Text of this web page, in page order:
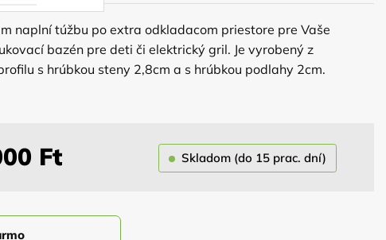
naplní túžbu po extra odkladacom priestore pre Vaše
bazén pre deti či elektrický gril. Je vyrobený z
s hrúbkou steny 2,8cm a s hrúbkou podlahy 2cm.
zaručuje jeho dlhú životnosť. Odtieň náteru si volíte sami z
1x dvere s bezpečnostným zámkom (100cm), krytina,
K tomuto záhradnému domčeku je možnosť doobjednať:
Ft Skladom (do 15 prac. dní)